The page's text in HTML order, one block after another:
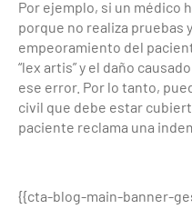
Por ejemplo, si un médico
porque no realiza pruebas
empeoramiento del
“lex artis” y el daño
ese error. Por lo tanto,
civil que debe estar
paciente reclama una
{{cta-blog-main-banner-